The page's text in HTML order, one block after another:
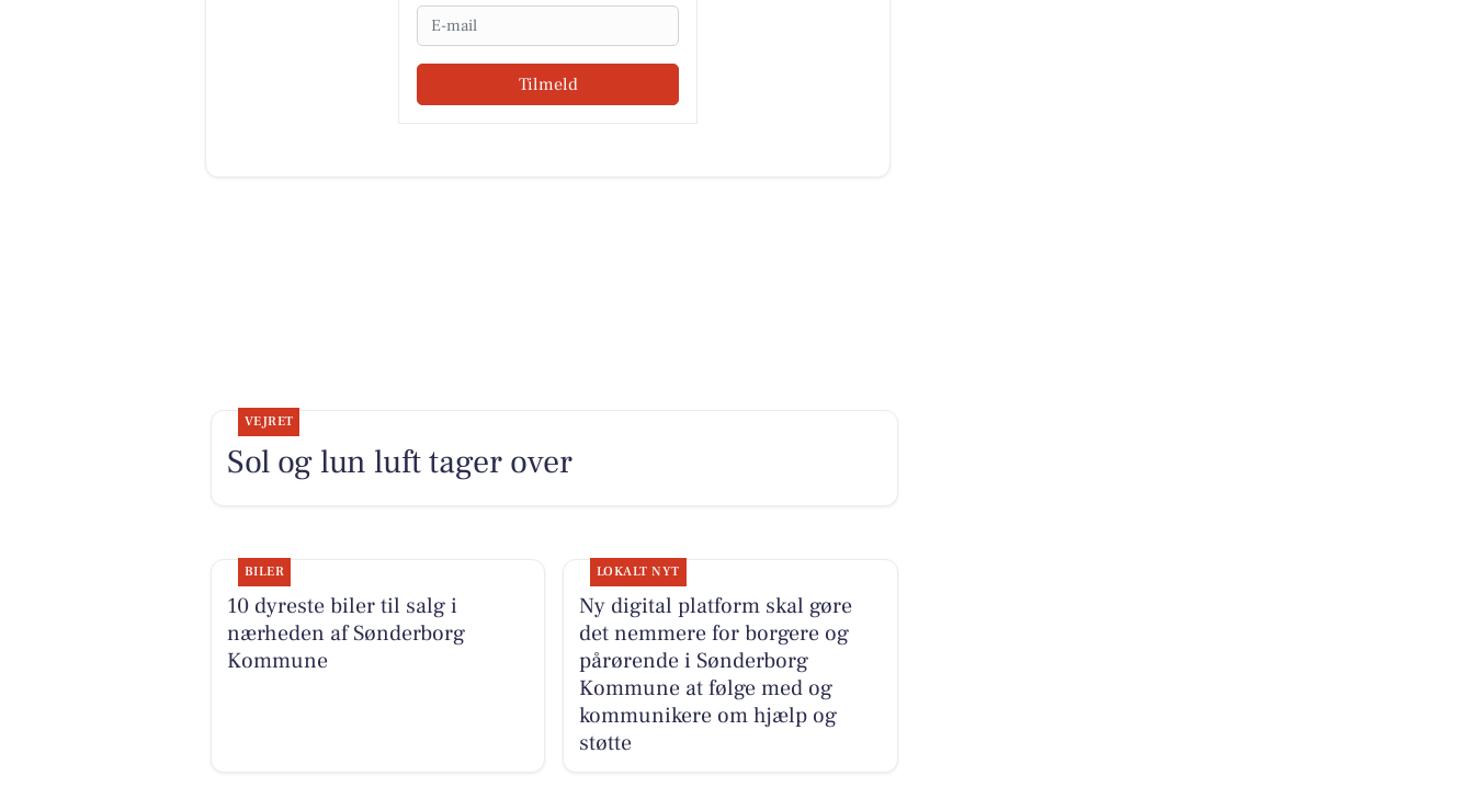
Email
Tilmeld
VEJRET
Sol og lun luft tager over
BILER
10 dyreste biler til salg i
nærheden af Sønderborg
Kommune
LOKALT NYT
Ny digital platform skal gøre
det nemmere for borgere og
pårørende i Sønderborg
Kommune at følge med og
kommunikere om hjælp og
støtte